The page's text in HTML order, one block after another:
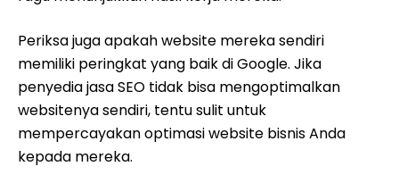
Periksa juga apakah website mereka sendiri
memiliki peringkat yang baik di Google. Jika
penyedia jasa SEO tidak bisa mengoptimalkan
websitenya sendiri, tentu sulit untuk
mempercayakan optimasi website bisnis Anda
kepada mereka.